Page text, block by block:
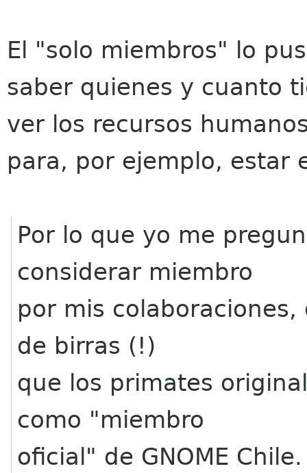
El "solo miembros" lo
saber quienes y cuanto
ver los recursos
para, por ejemplo, estar
Por lo que yo me
considerar miembro
por mis
de birras (!)
que los primates
como "miembro
oficial" de GNOME